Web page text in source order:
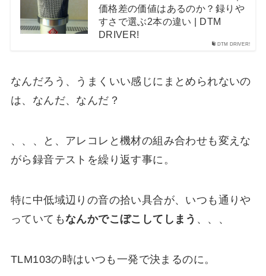
DTM DRIVER!
価格差の価値はあるのか？録りや
すさで選ぶ2本の違い | DTM
DRIVER!
なんだろう、うまくいい感じにまとめられないの
は、なんだ、なんだ？
、、、と、アレコレと機材の組み合わせも変えな
がら録音テストを繰り返す事に。
特に中低域辺りの音の拾い具合が、いつも通りや
っていてもなんかでこぼこしてしまう 、、、
TLM103の時はいつも一発で決まるのに。